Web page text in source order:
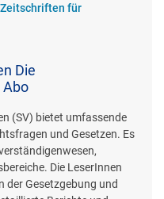
für
Die
Abo
(SV) bietet umfassende
und Gesetzen. Es
Die LeserInnen
der Gesetzgebung und